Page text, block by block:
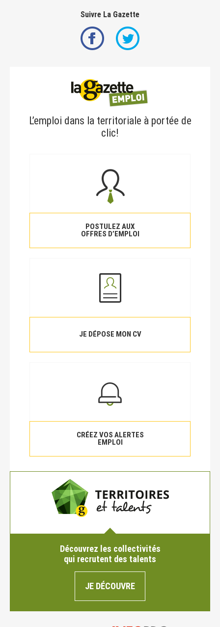
Suivre La Gazette
L’emploi dans la territoriale à portée de
clic!
POSTULEZ AUX
OFFRES D’EMPLOI
JE DÉPOSE MON CV
CRÉEZ VOS ALERTES
EMPLOI
Découvrez les collectivités
qui recrutent des talents
JE DÉCOUVRE